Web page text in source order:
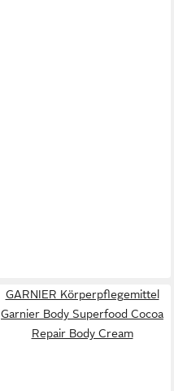
GARNIER Körperpflegemittel
Garnier Body Superfood Cocoa
Repair Body Cream